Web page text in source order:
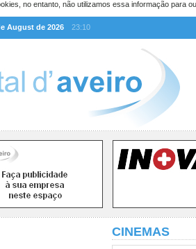
no entanto, não utilizamos essa informação para
August de 2026
23:10
CINEMAS